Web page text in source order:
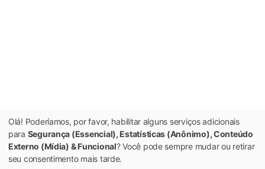
Olá! Poderíamos, por favor, habilitar alguns serviços adicionais
para Segurança (Essencial), Estatísticas (Anônimo), Conteúdo
Externo (Mídia) & Funcional? Você pode sempre mudar ou retirar
seu consentimento mais tarde.